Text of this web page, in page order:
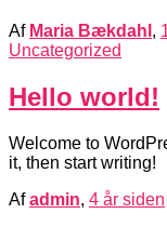
Af Maria Bækdahl ,
Uncategorized
Hello world!
Welcome to
it, then start writing!
Afadmin, 4 år siden